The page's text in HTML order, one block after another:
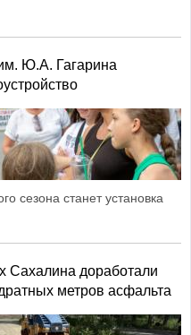
Ю.А. Гагарина
сезона станет установка
Сахалина доработали
метров асфальта